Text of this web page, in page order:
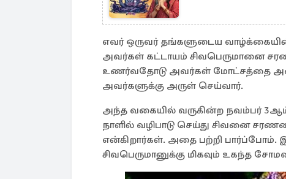
எவர் ஒருவர் தங்களுடைய வாழ்க்கையின்
அவர்கள் கட்டாயம் சிவபெருமானை
உணர்வதோடு அவர்கள் மோட்சத்தை
அவர்களுக்கு அருள் செய்வார்.
அந்த வகையில் வருகின்ற நவம்பர்
நாளில் வழிபாடு செய்து சிவனை
என்கிறார்கள். அதை பற்றி பார்ப்போம்.
சிவபெருமானுக்கு மிகவும் உகந்த